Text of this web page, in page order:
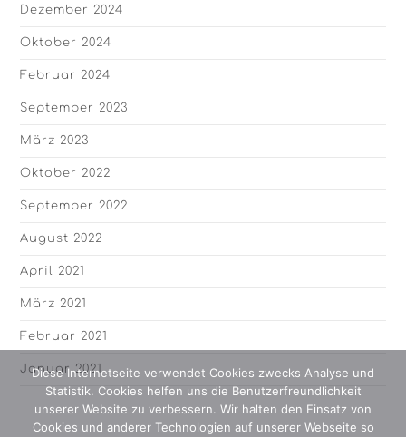
Dezember 2024
Oktober 2024
Februar 2024
September 2023
März 2023
Oktober 2022
September 2022
August 2022
April 2021
März 2021
Februar 2021
Januar 2021
Diese Internetseite verwendet Cookies zwecks Analyse und
Statistik. Cookies helfen uns die Benutzerfreundlichkeit
unserer Website zu verbessern. Wir halten den Einsatz von
Cookies und anderer Technologien auf unserer Webseite so